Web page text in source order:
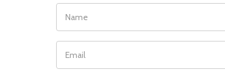
NAME
EMAIL